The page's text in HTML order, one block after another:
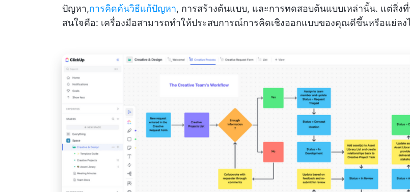
ปัญหา,การคิดค้นวิธีแก้ปัญหา, การสร้างต้นแบบ, และการทดสอบต้นแบบเหล่านั้น. แต่สิ่ง
สนใจคือ: เครื่องมือสามารถทำให้ประสบการณ์การคิดเชิงออกแบบของคุณดีขึ้นหรือแย่ลง